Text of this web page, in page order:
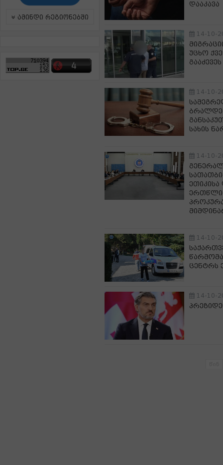
ამინდი რეგიონებში
დააკავა
14-10-
უცხო
გააძევეს
14-10-
სახის
14-10-
ეთიკისა
14-10-
ცენტრს
14-10-